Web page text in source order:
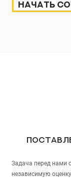
Начать
Задача перед нами
независимую